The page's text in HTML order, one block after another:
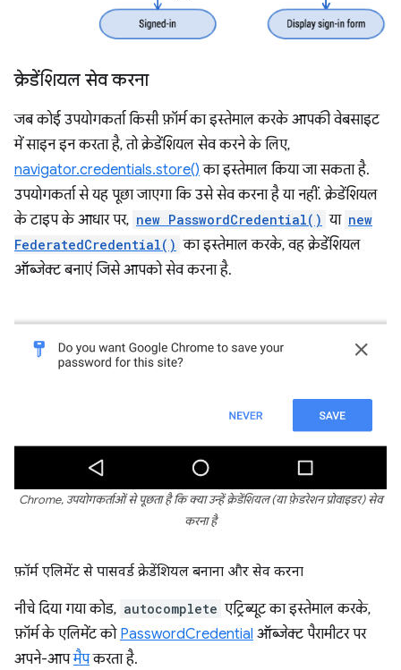
क्रेडेंशियल सेव करना
जब कोई उपयोगकर्ता किसी फ़ॉर्म का इस्तेमाल करके आपकी वेबसाइट
में साइन इन करता है, तो क्रेडेंशियल सेव करने के लिए,
navigator.credentials.store() का इस्तेमाल किया जा सकता है.
उपयोगकर्ता से यह पूछा जाएगा कि उसे सेव करना है या नहीं. क्रेडेंशियल
के टाइप के आधार पर, new PasswordCredential() या new
FederatedCredential() का इस्तेमाल करके, वह क्रेडेंशियल
ऑब्जेक्ट बनाएं जिसे आपको सेव करना है.
Chrome, उपयोगकर्ताओं से पूछता है कि क्या उन्हें क्रेडेंशियल (या फ़ेडरेशन प्रोवाइडर) सेव
करना है
फ़ॉर्म एलिमेंट से पासवर्ड क्रेडेंशियल बनाना और सेव करना
नीचे दिया गया कोड, autocomplete एट्रिब्यूट का इस्तेमाल करके,
फ़ॉर्म के एलिमेंट को PasswordCredential ऑब्जेक्ट पैरामीटर पर
अपने-आपमैपकरता है.